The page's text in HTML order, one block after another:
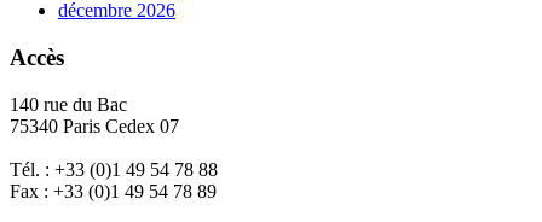
décembre 2026
Accès
140 rue du Bac
75340 Paris Cedex 07
Tél. : +33 (0)1 49 54 78 88
Fax : +33 (0)1 49 54 78 89